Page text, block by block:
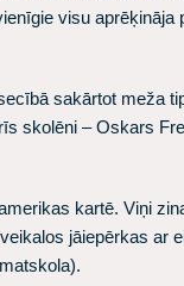
visu aprēķināja
sakārtot meža
skolēni –Oskars
kartē. Viņi
jāiepērkas